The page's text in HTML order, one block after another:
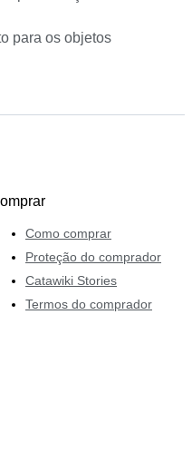
e mentalidade focada
vasto saber académico
para os objetos
Como comprar
Proteção do comprador
Catawiki Stories
Termos do comprador